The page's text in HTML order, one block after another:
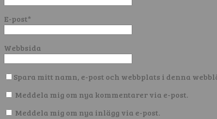
E-post*
Webbsida
Spara mitt namn, e-post och webbplats i denna
Meddela mig om nya kommentarer via e-post.
Meddela mig om nya inlägg via e-post.